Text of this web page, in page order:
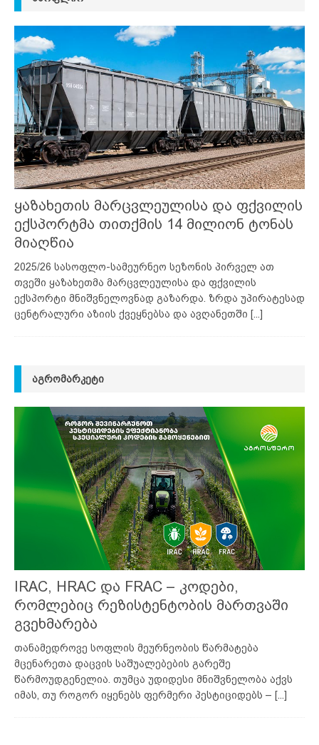
ყაზახეთის მარცვლეულისა და ფქვილის
ექსპორტმა თითქმის 14 მილიონ ტონას
მიაღწია
2025/26 სასოფლო-სამეურნეო სეზონის პირველ ათ
თვეში ყაზახეთმა მარცვლეულისა და ფქვილის
ექსპორტი მნიშვნელოვნად გაზარდა. ზრდა უპირატესად
ცენტრალური აზიის ქვეყნებსა და ავღანეთში [...]
ᲐᲒᲠᲝᲛᲐᲠᲙᲔᲢᲘ
IRAC, HRAC და FRAC – კოდები,
რომლებიც რეზისტენტობის მართვაში
გვეხმარება
თანამედროვე სოფლის მეურნეობის წარმატება
მცენარეთა დაცვის საშუალებების გარეშე
წარმოუდგენელია. თუმცა უდიდესი მნიშვნელობა აქვს
იმას, თუ როგორ იყენებს ფერმერი პესტიციდებს – [...]